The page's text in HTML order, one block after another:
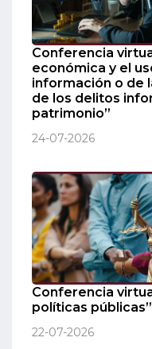
Conferencia
económica y el
información o de
de los delitos
patrimonio”
24-07-2026
Conferencia
políticas públicas”
22-07-2026